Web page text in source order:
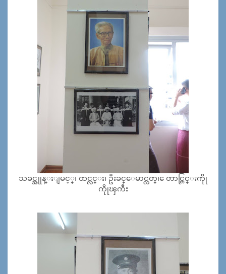
သခင္အုုန္းျမင့္၊ ထင္လင္း၊ ဦးခင္ေမာင္လတ္၊ ေတာင္တြင္းကိုု
ကိုုၾကီး